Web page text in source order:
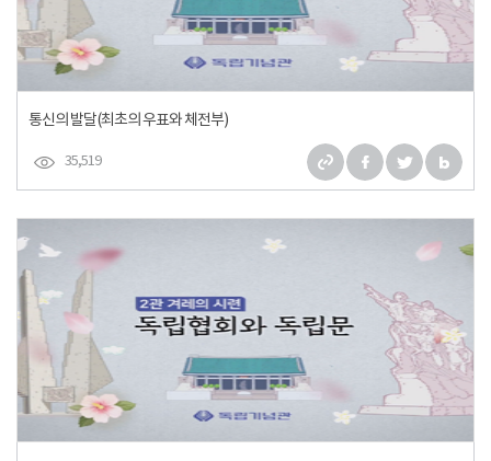
통신의 발달(최초의 우표와 체전부)
35,519